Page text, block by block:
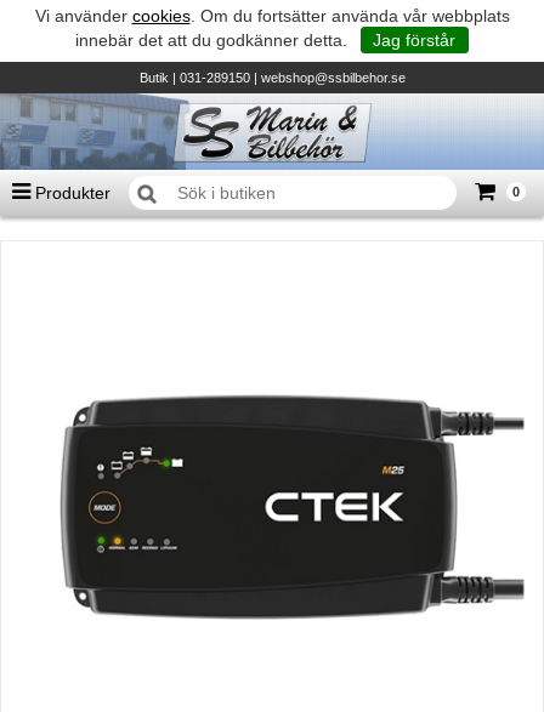
Vi använder cookies. Om du fortsätter använda vår webbplats
innebär det att du godkänner detta.
Jag förstår
Butik| 031-289150 | webshop@ssbilbehor.se
Produkter 0
Suzumar - Gummibåtar
Honda - Utombordare
HonWave - Gummibåtar
Honda - Elverk & Pumpar
Tohatsu - Utombordare
Minn Kota - elmotorer